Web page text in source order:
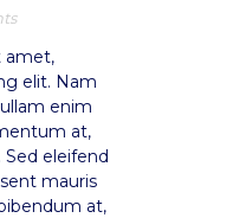
amet,
elit. Nam
enim
at,
eleifend
mauris
at,